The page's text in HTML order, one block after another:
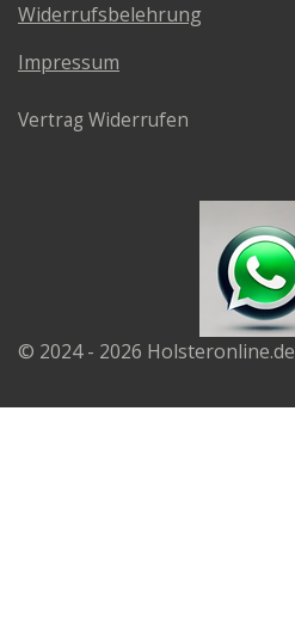
Widerrufsbelehrung
Impressum
Vertrag Widerrufen
© 2024 - 2026 Holsteronline.de